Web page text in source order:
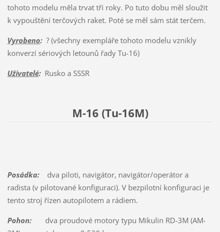
tohoto modelu měla trvat tři roky. Po tuto dobu měl sloužit
k vypouštění terčových raket. Poté se měl sám stát terčem.
Vyrobeno:? (všechny exempláře tohoto modelu vznikly
konverzí sériových letounů řady Tu-16)
Uživatelé:Rusko a SSSR
M-16 (Tu-16M)
Posádka:dva piloti, navigátor, navigátor/operátor a
radista (v pilotované konfiguraci). V bezpilotní konfiguraci je
tento stroj řízen autopilotem a rádiem.
Pohon:dva proudové motory typu Mikulin RD-3M (AM-